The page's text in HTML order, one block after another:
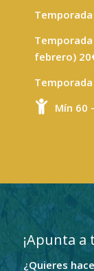
febrero)
Mín 60
¡Apunta a
¿Quieres